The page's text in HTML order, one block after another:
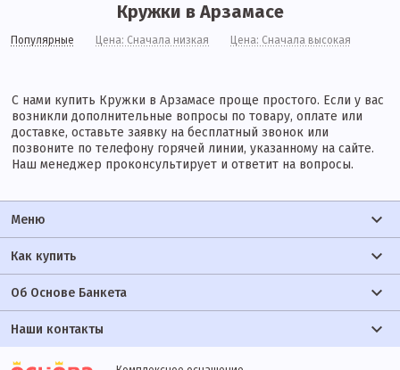
Кружки в Арзамасе
Популярные Цена: Сначала низкая Цена: Сначала высокая
С нами купить Кружки в Арзамасе проще простого. Если у вас
возникли дополнительные вопросы по товару, оплате или
доставке, оставьте заявку на бесплатный звонок или
позвоните по телефону горячей линии, указанному на сайте.
Наш менеджер проконсультирует и ответит на вопросы.
Меню
Как купить
Об Основе Банкета
Наши контакты